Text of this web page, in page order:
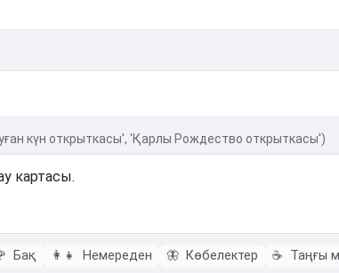
күн открыткасы', 'Қарлы Рождество открыткасы')
Бақ 👩‍👧 Немереден 🦋 Көбелектер ☕ Таңғы